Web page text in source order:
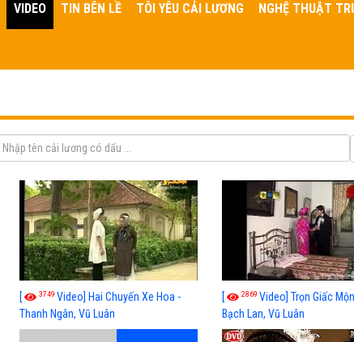
VIDEO TIN BÊN LỀ TÔI YÊU CẢI LƯƠNG NGHỆ THUẬT
[ 3749 Video] Hai Chuyến Xe Hoa -
Thanh Ngân, Vũ Luân
[ 2869 Video] Trọn Giấc
Bạch Lan, Vũ Luân